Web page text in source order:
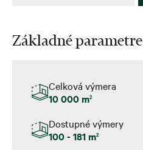
Základné parametre
Celková výmera
10 000 m2
Dostupné výmery
100 - 181 m2